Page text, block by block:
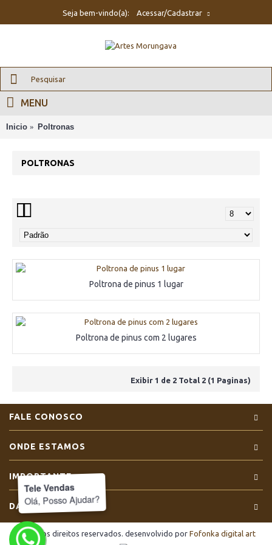
Seja bem-vindo(a): Acessar/Cadastrar
MENU
Inicio Poltronas
POLTRONAS
Poltrona de pinus 1 lugar
Poltrona de pinus com 2 lugares
Exibir 1 de 2 Total 2 (1 Paginas)
FALE CONOSCO
ONDE ESTAMOS
IMPORTANTE
DADOS
Todos os direitos reservados. desenvolvido por Fofonka digital art
Tele Vendas
Olá, Posso Ajudar?